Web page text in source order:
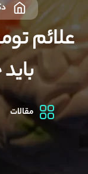
علائم
مقالات